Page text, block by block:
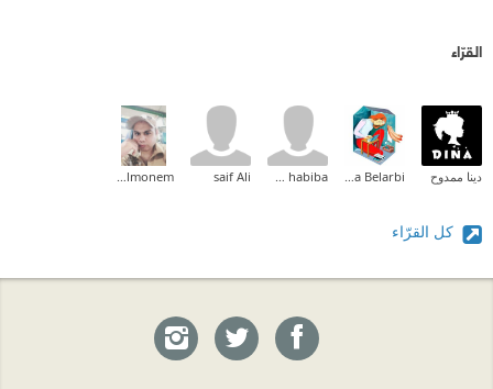
القرّاء
دينا ممدوح Halima Belarbi
om habiba
saif Ali
Waled Abd Elmonem
كل القرّاء